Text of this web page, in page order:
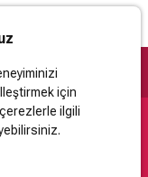
için
ilgili